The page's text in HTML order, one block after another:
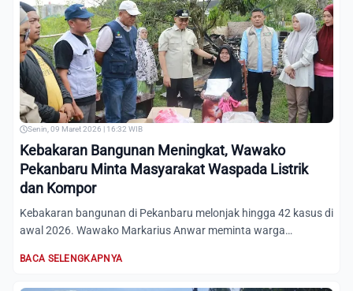
Senin, 09 Maret 2026 | 16:32 WIB
Kebakaran Bangunan Meningkat, Wawako
Pekanbaru Minta Masyarakat Waspada Listrik
dan Kompor
Kebakaran bangunan di Pekanbaru melonjak hingga 42 kasus di
awal 2026. Wawako Markarius Anwar meminta warga
BACA SELENGKAPNYA